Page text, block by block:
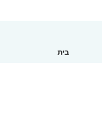
בית